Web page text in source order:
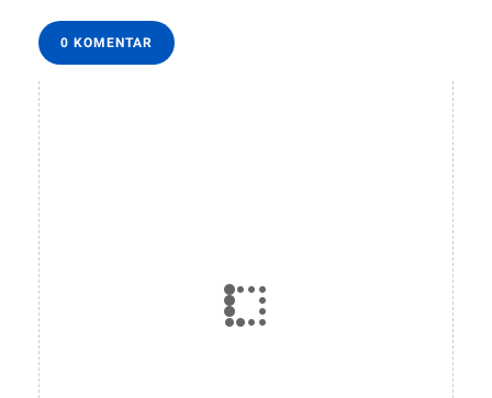
0 KOMENTAR